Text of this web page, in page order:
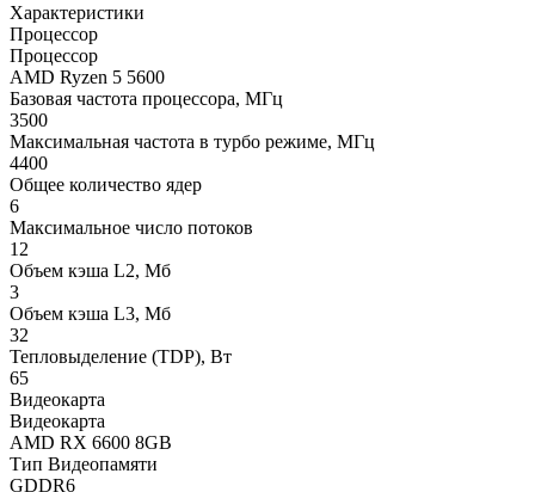
Характеристики
Процессор
Процессор
AMD Ryzen 5 5600
Базовая частота процессора, МГц
3500
Максимальная частота в турбо режиме, МГц
4400
Общее количество ядер
6
Максимальное число потоков
12
Объем кэша L2, Мб
3
Объем кэша L3, Мб
32
Тепловыделение (TDP), Вт
65
Видеокарта
Видеокарта
AMD RX 6600 8GB
Тип Видеопамяти
GDDR6